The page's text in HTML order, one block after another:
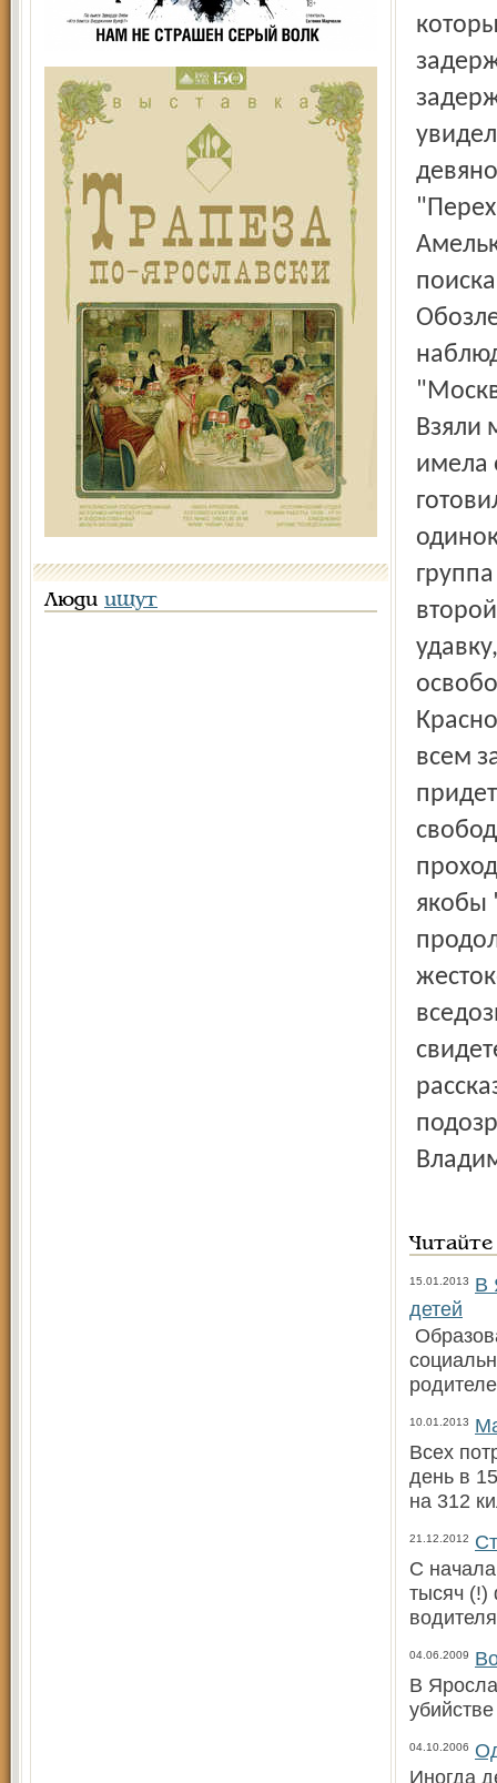
Люди ищут
Взяли
имела
всем
якобы
15.01.2013
В
детей
10.01.2013
Всех
день в
на 312
21.12.2012
С
тысяч (!)
04.06.2009
В
04.10.2006
Иногда